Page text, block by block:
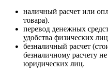
наличный расчет или
товара).
перевод денежных
удобства физических
безналичный расчет
безналичному расчету
юридических лиц.